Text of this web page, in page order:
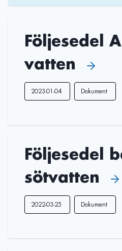
Följesedel
vatten
2023-01-04 Dokument
Följesedel
sötvatten
2022-03-25 Dokument